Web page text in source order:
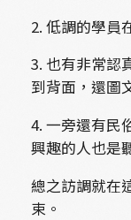
2. 低調的學員
3. 也有非常認
到背面，還圖
4. 一旁還有民
興趣的人也是
總之訪調就在
束。